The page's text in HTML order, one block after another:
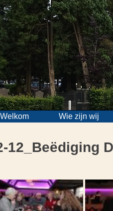
Welkom Wie zijn wij
12_Beëdiging